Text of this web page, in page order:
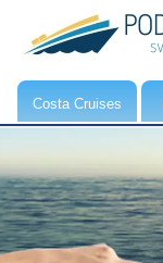
Costa Cruises